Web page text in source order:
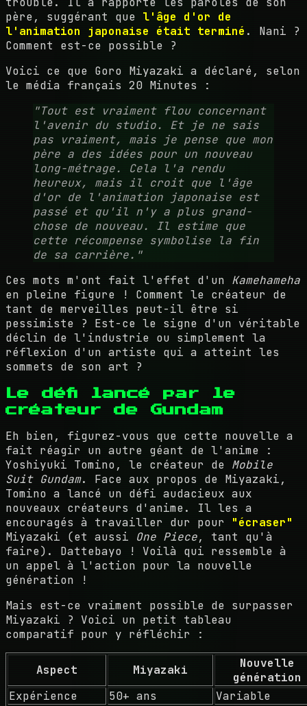
père, suggérant que l'âge d'or de
l'animation japonaise était terminé . Nani ?
Comment est-ce possible ?
Voici ce que Goro Miyazaki a déclaré, selon
le média français 20 Minutes :
"Tout est vraiment flou concernant
l'avenir du studio. Et je ne sais
pas vraiment, mais je pense que mon
père a des idées pour un nouveau
long-métrage. Cela l'a rendu
heureux, mais il croit que l'âge
d'or de l'animation japonaise est
passé et qu'il n'y a plus grand-
chose de nouveau. Il estime que
cette récompense symbolise la fin
de sa carrière."
Ces mots m'ont fait l'effet d'un Kamehameha
en pleine figure ! Comment le créateur de
tant de merveilles peut-il être si
pessimiste ? Est-ce le signe d'un véritable
déclin de l'industrie ou simplement la
réflexion d'un artiste qui a atteint les
sommets de son art ?
Le défi lancé par le
créateur de Gundam
Eh bien, figurez-vous que cette nouvelle a
fait réagir un autre géant de l'anime :
Yoshiyuki Tomino, le créateur de Mobile
Suit Gundam. Face aux propos de Miyazaki,
Tomino a lancé un défi audacieux aux
nouveaux créateurs d'anime. Il les a
encouragés à travailler dur pour "écraser"
Miyazaki (et aussi One Piece, tant qu'à
faire). Dattebayo ! Voilà qui ressemble à
un appel à l'action pour la nouvelle
génération !
Mais est-ce vraiment possible de surpasser
Miyazaki ? Voici un petit tableau
comparatif pour y réfléchir :
Aspect Miyazaki
Nouvelle
génération
Expérience
50+ ans
Variable